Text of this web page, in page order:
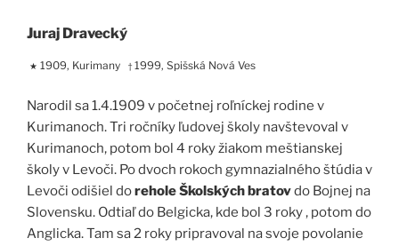
Juraj Dravecký
★ 1909, Kurimany †1999, Spišská Nová Ves
Narodil sa 1.4.1909 v početnej roľníckej rodine v
Kurimanoch. Tri ročníky ľudovej školy navštevoval v
Kurimanoch, potom bol 4 roky žiakom meštianskej
školy v Levoči. Po dvoch rokoch gymnazialného štúdia v
Levoči odišiel dorehole Školských bratovdo Bojnej na
Slovensku. Odtiaľ do Belgicka, kde bol 3 roky , potom do
Anglicka. Tam sa 2 roky pripravoval na svoje povolanie